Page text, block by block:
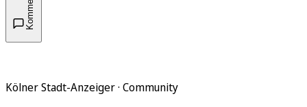
Kölner Stadt-Anzeiger · Community